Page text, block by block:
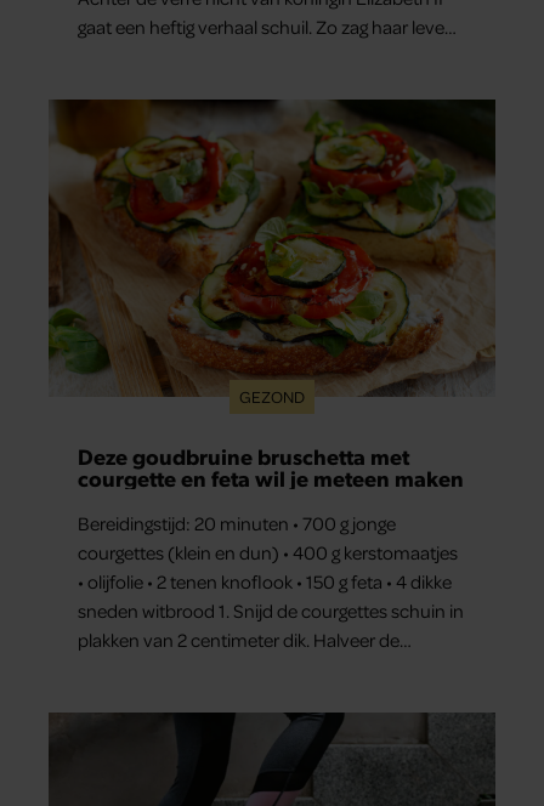
gaat een heftig verhaal schuil. Zo zag haar leven
GEZOND
Deze goudbruine bruschetta met
courgette en feta wil je meteen maken
Bereidingstijd: 20 minuten • 700 g jonge
courgettes (klein en dun) • 400 g kerstomaatjes
• olijfolie • 2 tenen knoflook • 150 g feta • 4 dikke
sneden witbrood 1. Snijd de courgettes schuin in
plakken van 2 centimeter dik. Halveer de